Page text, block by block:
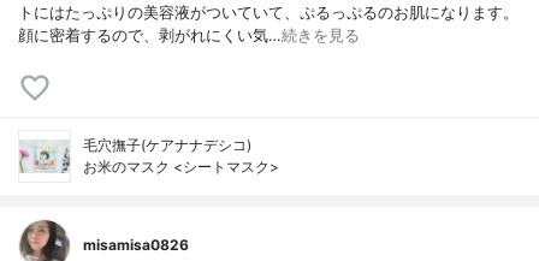
トにはたっぷりの美容液がついていて、ぷるっぷるのお肌になります。
顔に密着するので、剥がれにくい気…続きを見る
毛穴撫子(ケアナナデシコ)
お米のマスク <シートマスク>
misamisa0826